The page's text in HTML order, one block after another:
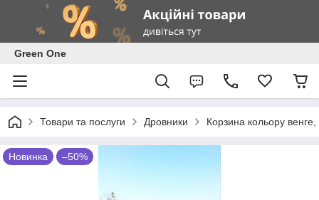
Green One
Товари та послуги Дровники Корзина кольору
Новинка –50%